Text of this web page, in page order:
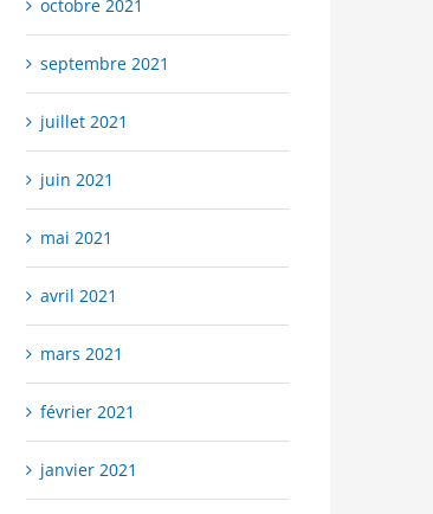
octobre 2021
septembre 2021
juillet 2021
juin 2021
mai 2021
avril 2021
mars 2021
février 2021
janvier 2021